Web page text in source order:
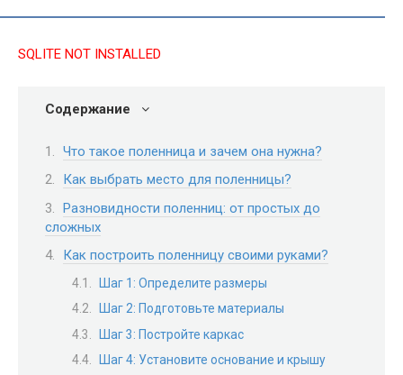
SQLITE NOT INSTALLED
Содержание
Что такое поленница и зачем она нужна?
Как выбрать место для поленницы?
Разновидности поленниц: от простых до
сложных
Как построить поленницу своими руками?
Шаг 1: Определите размеры
Шаг 2: Подготовьте материалы
Шаг 3: Постройте каркас
Шаг 4: Установите основание и крышу